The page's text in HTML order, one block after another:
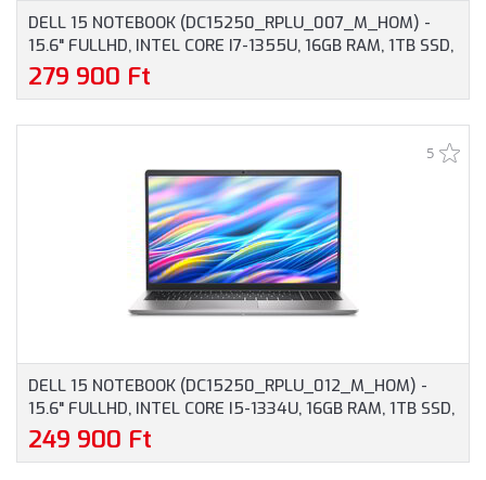
DELL 15 NOTEBOOK (DC15250_RPLU_007_M_HOM) -
15.6" FULLHD, INTEL CORE I7-1355U, 16GB RAM, 1TB SSD,
MAGYAR BILLENTYŰZET, WINDOWS 11 HOME, 3 ÉV
GARANCIA, EZÜST SZÍNBEN
279 900 Ft
5
DELL 15 NOTEBOOK (DC15250_RPLU_012_M_HOM) -
15.6" FULLHD, INTEL CORE I5-1334U, 16GB RAM, 1TB SSD,
MAGYAR BILLENTYŰZET, WINDOWS 11 HOME, 3 ÉV
GARANCIA, EZÜST SZÍNBEN
249 900 Ft